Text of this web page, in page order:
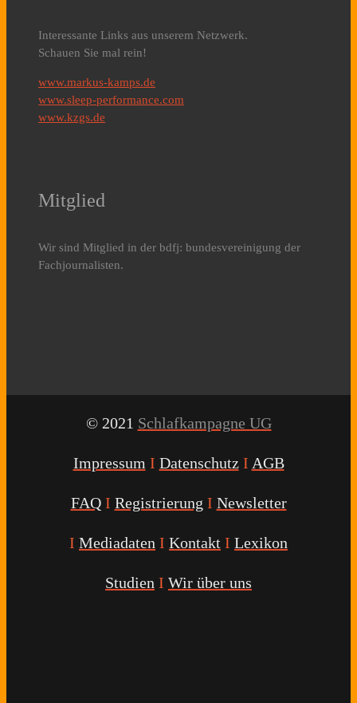
Interessante Links aus unserem Netzwerk.
Schauen Sie mal rein!
www.markus-kamps.de
www.sleep-performance.com
www.kzgs.de
Mitglied
Wir sind Mitglied in der bdfj: bundesvereinigung der
Fachjournalisten.
© 2021 Schlafkampagne UG
Impressum I Datenschutz I AGB
FAQ I Registrierung I Newsletter
I Mediadaten I Kontakt I Lexikon
Studien I Wir über uns